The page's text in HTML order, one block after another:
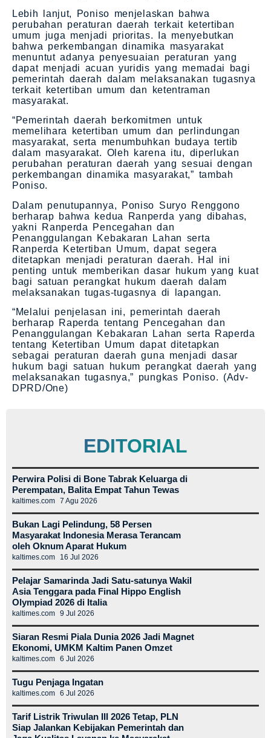
Lebih lanjut, Poniso menjelaskan bahwa
perubahan peraturan daerah terkait ketertiban
umum juga menjadi prioritas. Ia menyebutkan
bahwa perkembangan dinamika masyarakat
menuntut adanya penyesuaian peraturan yang
dapat menjadi acuan yuridis yang memadai bagi
pemerintah daerah dalam melaksanakan tugasnya
terkait ketertiban umum dan ketentraman
masyarakat.
“Pemerintah daerah berkomitmen untuk
memelihara ketertiban umum dan perlindungan
masyarakat, serta menumbuhkan budaya tertib
dalam masyarakat. Oleh karena itu, diperlukan
perubahan peraturan daerah yang sesuai dengan
perkembangan dinamika masyarakat,” tambah
Poniso.
Dalam penutupannya, Poniso Suryo Renggono
berharap bahwa kedua Ranperda yang dibahas,
yakni Ranperda Pencegahan dan
Penanggulangan Kebakaran Lahan serta
Ranperda Ketertiban Umum, dapat segera
ditetapkan menjadi peraturan daerah. Hal ini
penting untuk memberikan dasar hukum yang kuat
bagi satuan perangkat hukum daerah dalam
melaksanakan tugas-tugasnya di lapangan.
“Melalui penjelasan ini, pemerintah daerah
berharap Raperda tentang Pencegahan dan
Penanggulangan Kebakaran Lahan serta Raperda
tentang Ketertiban Umum dapat ditetapkan
sebagai peraturan daerah guna menjadi dasar
hukum bagi satuan hukum perangkat daerah yang
melaksanakan tugasnya,” pungkas Poniso. (Adv-
DPRD/One)
EDITORIAL
Perwira Polisi di Bone Tabrak Keluarga di
Perempatan, Balita Empat Tahun Tewas
kaltimes.com 7 Agu 2026
Bukan Lagi Pelindung, 58 Persen
Masyarakat Indonesia Merasa Terancam
oleh Oknum Aparat Hukum
kaltimes.com 16 Jul 2026
Pelajar Samarinda Jadi Satu-satunya Wakil
Asia Tenggara pada Final Hippo English
Olympiad 2026 di Italia
kaltimes.com 9 Jul 2026
Siaran Resmi Piala Dunia 2026 Jadi Magnet
Ekonomi, UMKM Kaltim Panen Omzet
kaltimes.com 6 Jul 2026
Tugu Penjaga Ingatan
kaltimes.com 6 Jul 2026
Tarif Listrik Triwulan III 2026 Tetap, PLN
Siap Jalankan Kebijakan Pemerintah dan